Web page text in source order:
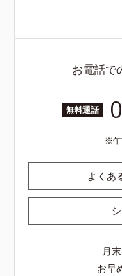
お電話で
無料通話
よくあ
月
お早